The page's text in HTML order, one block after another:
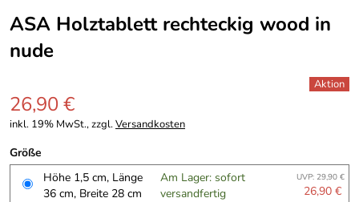
ASA Holztablett rechteckig wood in
nude
26,90 €
inkl. 19% MwSt., zzgl.Versandkosten
Größe
Höhe 1,5 cm, Länge
36 cm, Breite 28 cm
Am Lager: sofort
versandfertig
UVP: 29,90 €
26,90 €